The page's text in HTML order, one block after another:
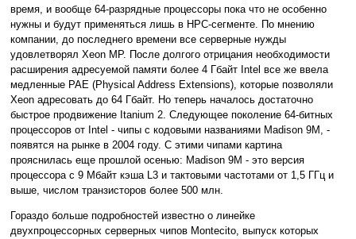
время, и вообще 64-разрядные процессоры пока что не особенно
нужны и будут применяться лишь в HPC-сегменте. По мнению
компании, до последнего времени все серверные нужды
удовлетворял Xeon MP. После долгого отрицания необходимости
расширения адресуемой памяти более 4 Гбайт Intel все же ввела
медленные PAE (Physical Address Extensions), которые позволяли
Xeon адресовать до 64 Гбайт. Но теперь началось достаточно
быстрое продвижение Itanium 2. Следующее поколение 64-битных
процессоров от Intel - чипы с кодовыми названиями Madison 9M, -
появятся на рынке в 2004 году. С этими чипами картина
прояснилась еще прошлой осенью: Madison 9M - это версия
процессора с 9 Мбайт кэша L3 и тактовыми частотами от 1,5 ГГц и
выше, числом транзисторов более 500 млн.
Гораздо больше подробностей известно о линейке
двухпроцессорных серверных чипов Montecito, выпуск которых